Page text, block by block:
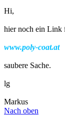
Hi,
hier noch ein Link
www.poly-coat.at
saubere Sache.
lg
Markus
Nach oben